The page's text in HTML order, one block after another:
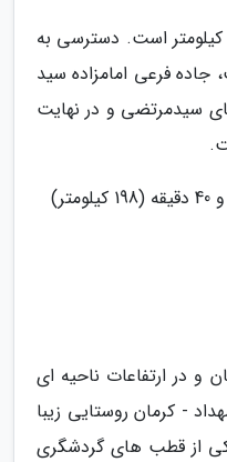
فاصله آبشار تا روستا در حدود 7 کیلومتر است. دسترسی به
جاده فرعی امامزاده سید
روستای سیدمرتضی و در نهایت
کرمان و در ارتفاعات ناحیه ای
- کرمان روستایی زیبا
از قطب های گردشگری